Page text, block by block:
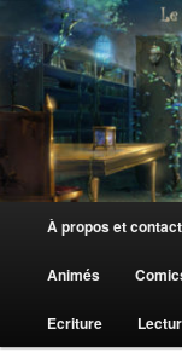
au
contenu
principalLe
principal
À propos et contact
Animés
Ecriture